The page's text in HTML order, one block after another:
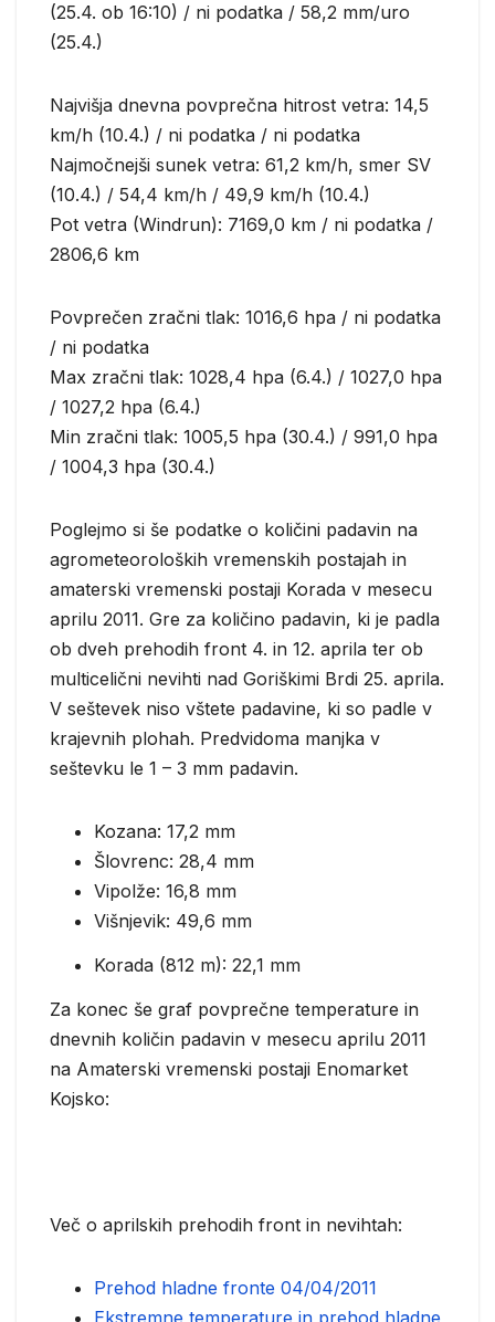
(25.4. ob 16:10) / ni podatka / 58,2 mm/uro
(25.4.)
Najvišja dnevna povprečna hitrost vetra: 14,5
km/h (10.4.) / ni podatka / ni podatka
Najmočnejši sunek vetra: 61,2 km/h, smer SV
(10.4.) / 54,4 km/h / 49,9 km/h (10.4.)
Pot vetra (Windrun): 7169,0 km / ni podatka /
2806,6 km
Povprečen zračni tlak: 1016,6 hpa / ni podatka
/ ni podatka
Max zračni tlak: 1028,4 hpa (6.4.) / 1027,0 hpa
/ 1027,2 hpa (6.4.)
Min zračni tlak: 1005,5 hpa (30.4.) / 991,0 hpa
/ 1004,3 hpa (30.4.)
Poglejmo si še podatke o količini padavin na
agrometeoroloških vremenskih postajah in
amaterski vremenski postaji Korada v mesecu
aprilu 2011. Gre za količino padavin, ki je padla
ob dveh prehodih front 4. in 12. aprila ter ob
multicelični nevihti nad Goriškimi Brdi 25. aprila.
V seštevek niso vštete padavine, ki so padle v
krajevnih plohah. Predvidoma manjka v
seštevku le 1 – 3 mm padavin.
Kozana: 17,2 mm
Šlovrenc: 28,4 mm
Vipolže: 16,8 mm
Višnjevik: 49,6 mm
Korada (812 m): 22,1 mm
Za konec še graf povprečne temperature in
dnevnih količin padavin v mesecu aprilu 2011
na Amaterski vremenski postaji Enomarket
Kojsko:
Več o aprilskih prehodih front in nevihtah:
Prehod hladne fronte 04/04/2011
Ekstremne temperature in prehod hladne